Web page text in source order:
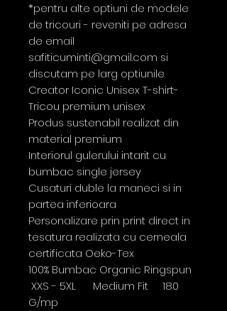
*pentru alte optiuni de modele
de tricouri - reveniti pe adresa
de email
safiticuminti@gmail.com si
discutam pe larg optiunile
Creator Iconic Unisex T-shirt-
Tricou premium unisex
Produs sustenabil realizat din
material premium
Interiorul gulerului intarit cu
bumbac single jersey
Cusaturi duble la maneci si in
partea inferioara
Personalizare prin print direct in
tesatura realizata cu cerneala
certificata Oeko-Tex
100% Bumbac Organic Ringspun
XXS - 5XL Medium Fit 180
G/mp